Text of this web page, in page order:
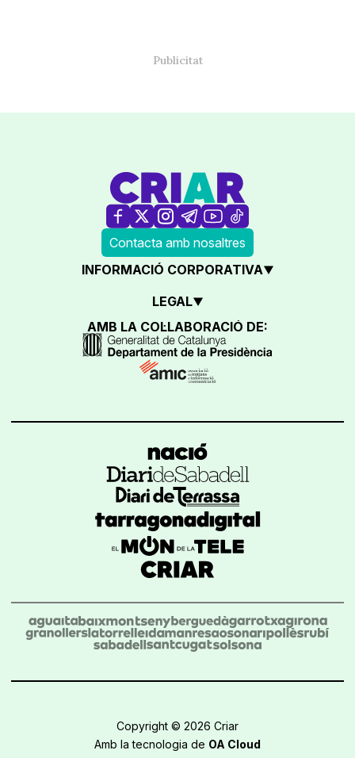
Contacta amb nosaltres
INFORMACIÓ CORPORATIVA
LEGAL
AMB LA COL·LABORACIÓ DE:
Copyright © 2026 Criar
Amb la tecnologia de OA Cloud